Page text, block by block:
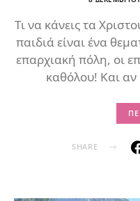
Τι να κάνεις τα
παιδιά είναι ένα
επαρχιακή πόλη, οι
καθόλου! Και αν
SHARE